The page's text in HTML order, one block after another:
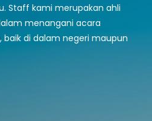
Staff kami merupakan ahli
menangani acara
baik di dalam negeri maupun